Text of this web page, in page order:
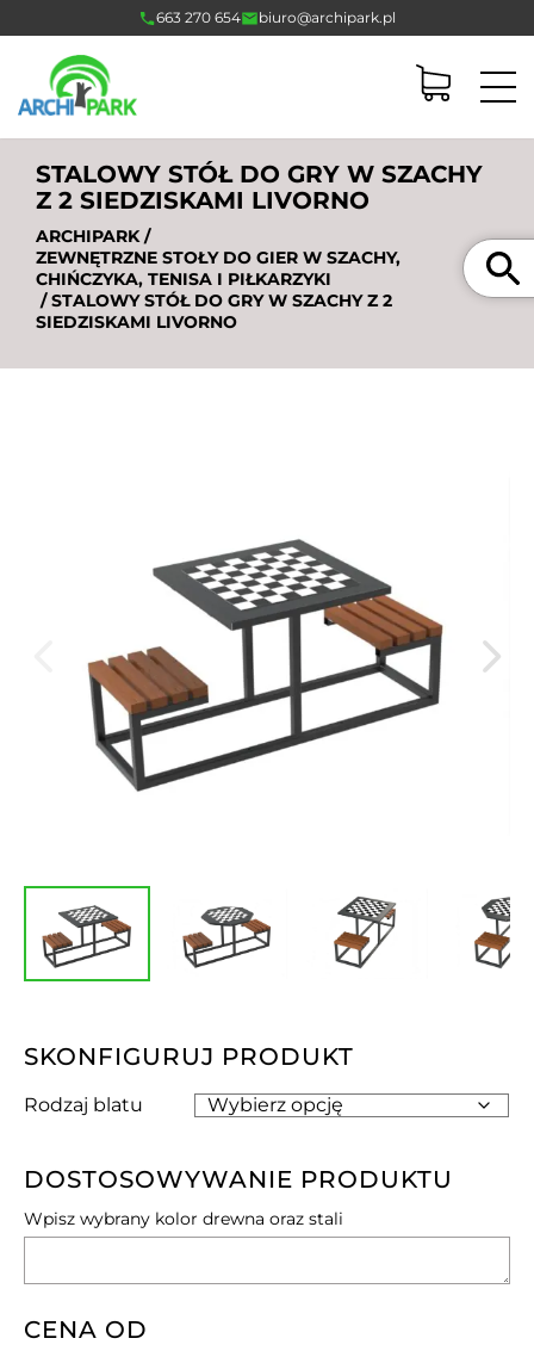
663 270 654 biuro@archipark.pl
STALOWY STÓŁ DO GRY W SZACHY
Z 2 SIEDZISKAMI LIVORNO
ARCHIPARK/
ZEWNĘTRZNE STOŁY DO GIER W SZACHY,
CHIŃCZYKA, TENISA I PIŁKARZYKI
/ STALOWY STÓŁ DO GRY W SZACHY Z 2
SIEDZISKAMI LIVORNO
SKONFIGURUJ PRODUKT
Rodzaj blatu
DOSTOSOWYWANIE PRODUKTU
Wpisz wybrany kolor drewna oraz stali
CENA OD
Szukaj